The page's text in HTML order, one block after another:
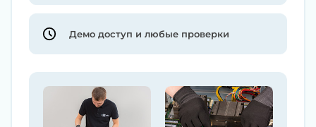
Демо доступ и любые проверки